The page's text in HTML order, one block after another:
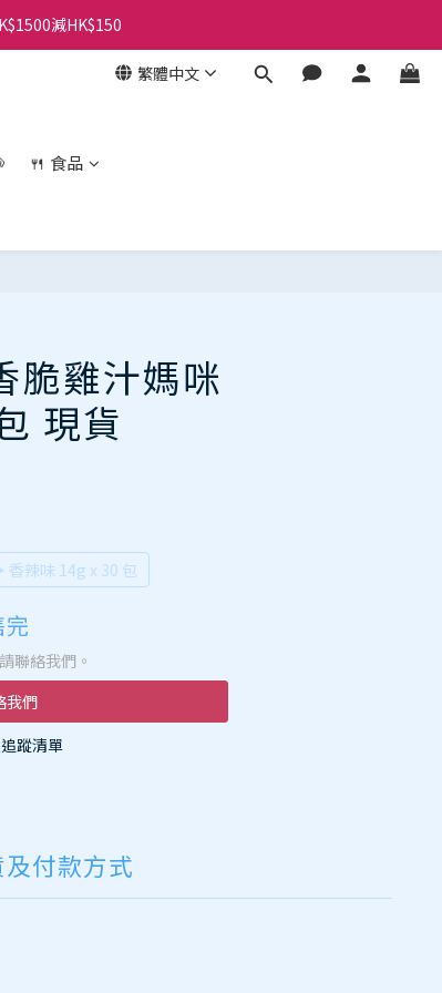
減HK$150
繁體中文
🍴 食品
脆雞汁媽咪
現貨
香辣味 14g x 30 包
完
聯絡我們。
我們
蹤清單
付款方式